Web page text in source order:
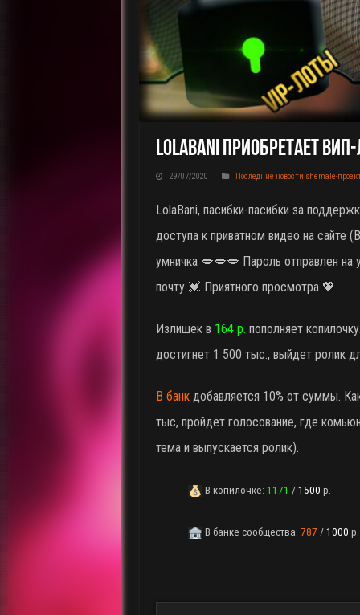
LolaBani Приобретает
29/07/2020 Последние новости shemale-
LolaBani, пасибки-пасибки за
доступа к приватном видео на сайте
умничка 💋💋💋 Пароль отправлен на
почту 💓 Приятного просмотра 💖
Излишек в 164 р. пополняет
достигнет 1 500 тыс., выйдет ролик
В банк добавляется 10% от суммы.
тыс, пройдет голосование, где
тема и выпускается ролик).
В копилочке: 1171 / 1500 р.
В банке сообщества: 787 / 1000 р.